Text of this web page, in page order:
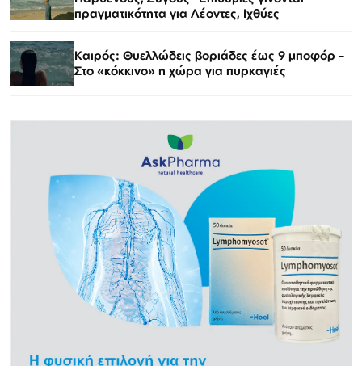
πραγματικότητα για Λέοντες, Ιχθύες
Καιρός: Θυελλώδεις βοριάδες έως 9 μποφόρ –
Στο «κόκκινο» η χώρα για πυρκαγιές